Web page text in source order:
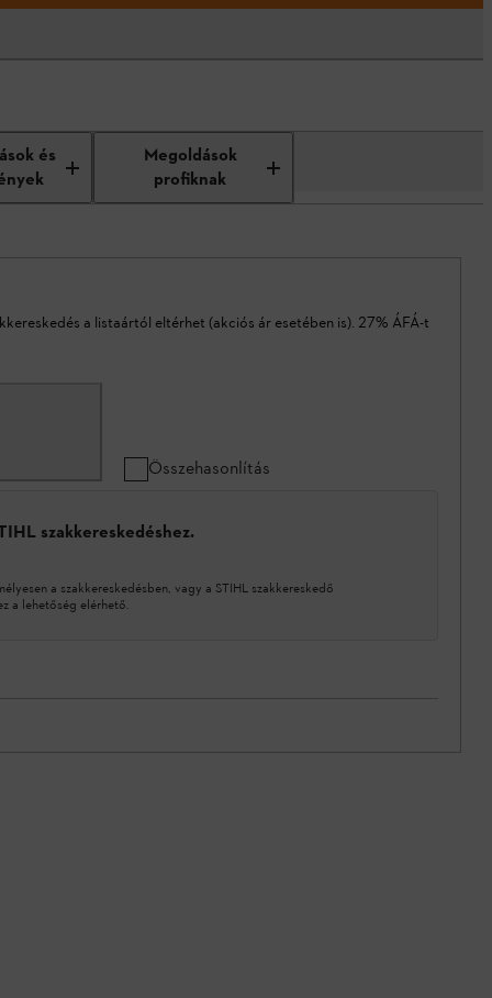
és
Megoldások
profiknak
a listaártól eltérhet (akciós ár esetében is). 27% ÁFÁ-t
Összehasonlítás
szakkereskedéshez.
a szakkereskedésben, vagy a STIHL szakkereskedő
a lehetőség elérhető.